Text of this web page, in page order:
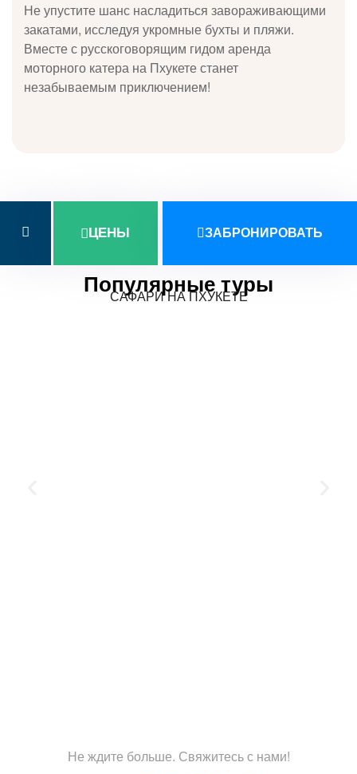
Не упустите шанс насладиться завораживающими
закатами, исследуя укромные бухты и пляжи.
Вместе с русскоговорящим гидом аренда
моторного катера на Пхукете станет
незабываемым приключением!
ЦЕНЫ ЗАБРОНИРОВАТЬ
Популярные туры
САФАРИ НА ПХУКЕТЕ
Не ждите больше. Свяжитесьс нами!